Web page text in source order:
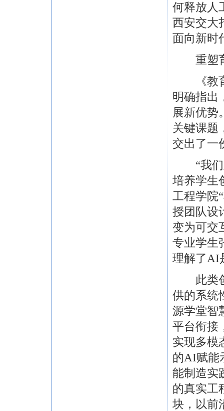
何释放人
西安交大
面向新时
重塑育
《教育
明确指出
展新优势
关键课题
交出了一
“我们
培养学生
工程学院
授团队设
变为可交
专业学生
理解了AI
此类创
供的系统
源学堂智
平台衔接
实现多模
的AI赋能
能制造实
的真实工
块，以前